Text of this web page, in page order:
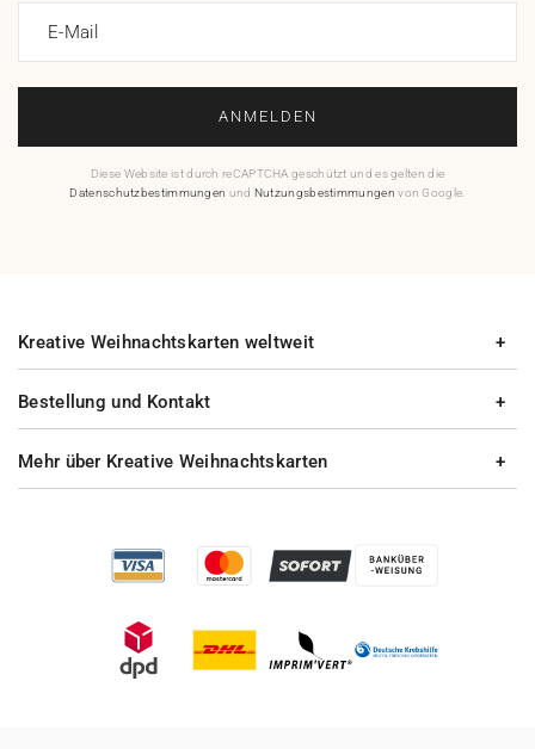
E-Mail
ANMELDEN
Diese Website ist durch reCAPTCHA geschützt und es gelten die
Datenschutzbestimmungen und Nutzungsbestimmungen von Google.
Bestellung und Kontakt
Mehr über Kreative Weihnachtskarten
Kreative Weihnachtskarten weltweit